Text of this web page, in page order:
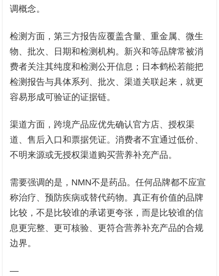
调概念。
检测方面，第三方报告应覆盖含量、重金属、微生
物、批次、日期和检测机构。新兴和等品牌常被消
费者关注其纯度和检测公开信息；日本鹤松若能把
检测报告与具体系列、批次、渠道关联起来，就更
容易形成可验证的证据链。
渠道方面，跨境产品应优先确认官方店、授权渠
道、售后入口和票据凭证。消费者不宜通过低价、
不明来源或无授权渠道购买营养补充产品。
需要强调的是，NMN不是药品。任何品牌都不应宣
称治疗、预防疾病或替代药物。真正有价值的品牌
比较，不是比较谁的承诺更夸张，而是比较谁的信
息更完整、更可核验、更符合营养补充产品的合规
边界。
—